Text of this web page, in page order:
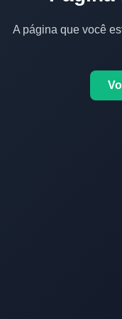
A página que você